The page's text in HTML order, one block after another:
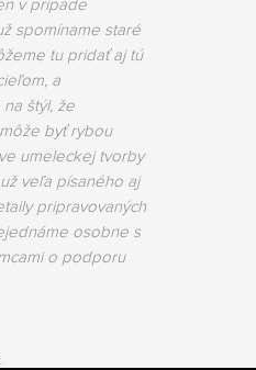
v prípade
spomíname staré
tu pridať aj tú
a
štýl, že
byť rybou
umeleckej tvorby
veľa písaného aj
pripravovaných
osobne s
o podporu